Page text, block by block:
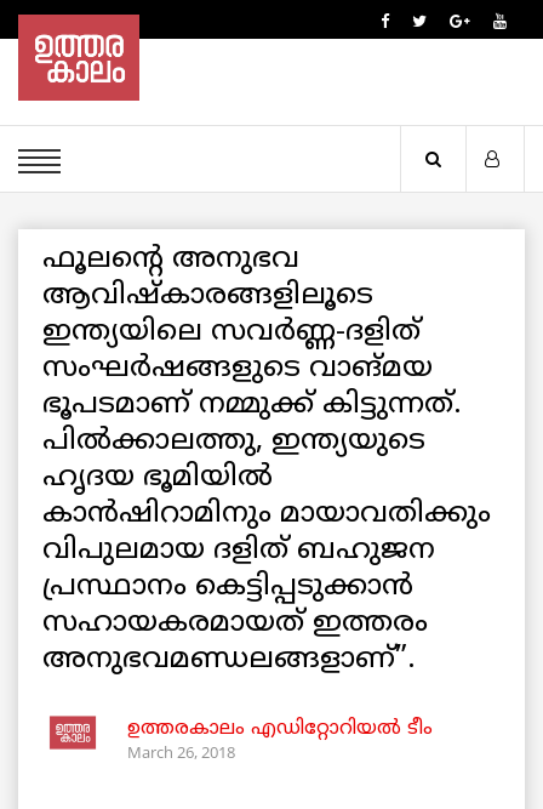
ഫൂലന്റെ അനുഭവ
ആവിഷ്കാരങ്ങളിലൂടെ
ഇന്ത്യയിലെ സവർണ്ണ-ദളിത്
സംഘർഷങ്ങളുടെ വാങ്മയ
ഭൂപടമാണ് നമ്മുക്ക് കിട്ടുന്നത്.
പിൽക്കാലത്തു, ഇന്ത്യയുടെ
ഹൃദയ ഭൂമിയിൽ
കാൻഷിറാമിനും മായാവതിക്കും
വിപുലമായ ദളിത് ബഹുജന
പ്രസ്ഥാനം കെട്ടിപ്പടുക്കാൻ
സഹായകരമായത് ഇത്തരം
അനുഭവമണ്ഡലങ്ങളാണ്”.
ഉത്തരകാലം എഡിറ്റോറിയല്‍ ടീം
March 26, 2018